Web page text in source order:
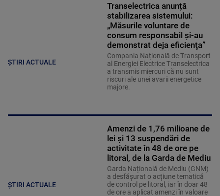
ȘTIRI ACTUALE
Transelectrica anunță
stabilizarea sistemului:
„Măsurile voluntare de
consum responsabil şi-au
demonstrat deja eficienţa”
Compania Națională de Transport
al Energiei Electrice Transelectrica
a transmis miercuri că nu sunt
riscuri ale unei avarii energetice
majore.
ȘTIRI ACTUALE
Amenzi de 1,76 milioane de
lei și 13 suspendări de
activitate în 48 de ore pe
litoral, de la Garda de Mediu
Garda Națională de Mediu (GNM)
a desfășurat o acțiune tematică
de control pe litoral, iar în doar 48
de ore a aplicat amenzi în valoare